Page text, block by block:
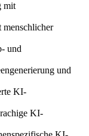
mit
und
und
KI-
KI-